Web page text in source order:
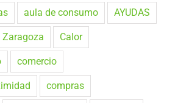
aula de consumo AYUDAS
Calor
comercio
compras